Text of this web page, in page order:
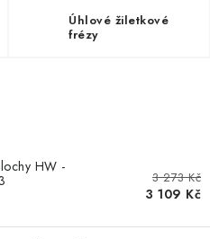
KOVU
Úhlové žiletkové
frézy
HW -
3 273 Kč
3 109 Kč